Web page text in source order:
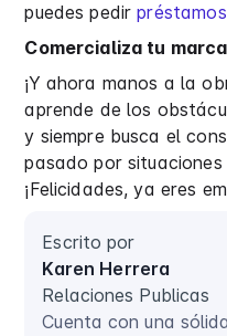
puedes pedir
Comercializa tu marca
¡Y ahora manos a la
aprende de los
y siempre busca el
pasado por situaciones
¡Felicidades, ya eres
Escrito por
Karen Herrera
Relaciones Publicas
Cuenta con una